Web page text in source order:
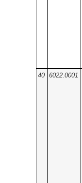
40 6022.0001